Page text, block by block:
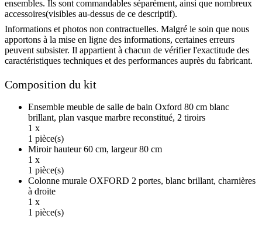
ensembles. Ils sont commandables séparément, ainsi que nombreux
accessoires(visibles au-dessus de ce descriptif).
Informations et photos non contractuelles. Malgré le soin que nous
apportons à la mise en ligne des informations, certaines erreurs
peuvent subsister. Il appartient à chacun de vérifier l'exactitude des
caractéristiques techniques et des performances auprès du fabricant.
Composition du kit
Ensemble meuble de salle de bain Oxford 80 cm blanc
brillant, plan vasque marbre reconstitué, 2 tiroirs
1 x
1 pièce(s)
Miroir hauteur 60 cm, largeur 80 cm
1 x
1 pièce(s)
Colonne murale OXFORD 2 portes, blanc brillant, charnières
à droite
1 x
1 pièce(s)